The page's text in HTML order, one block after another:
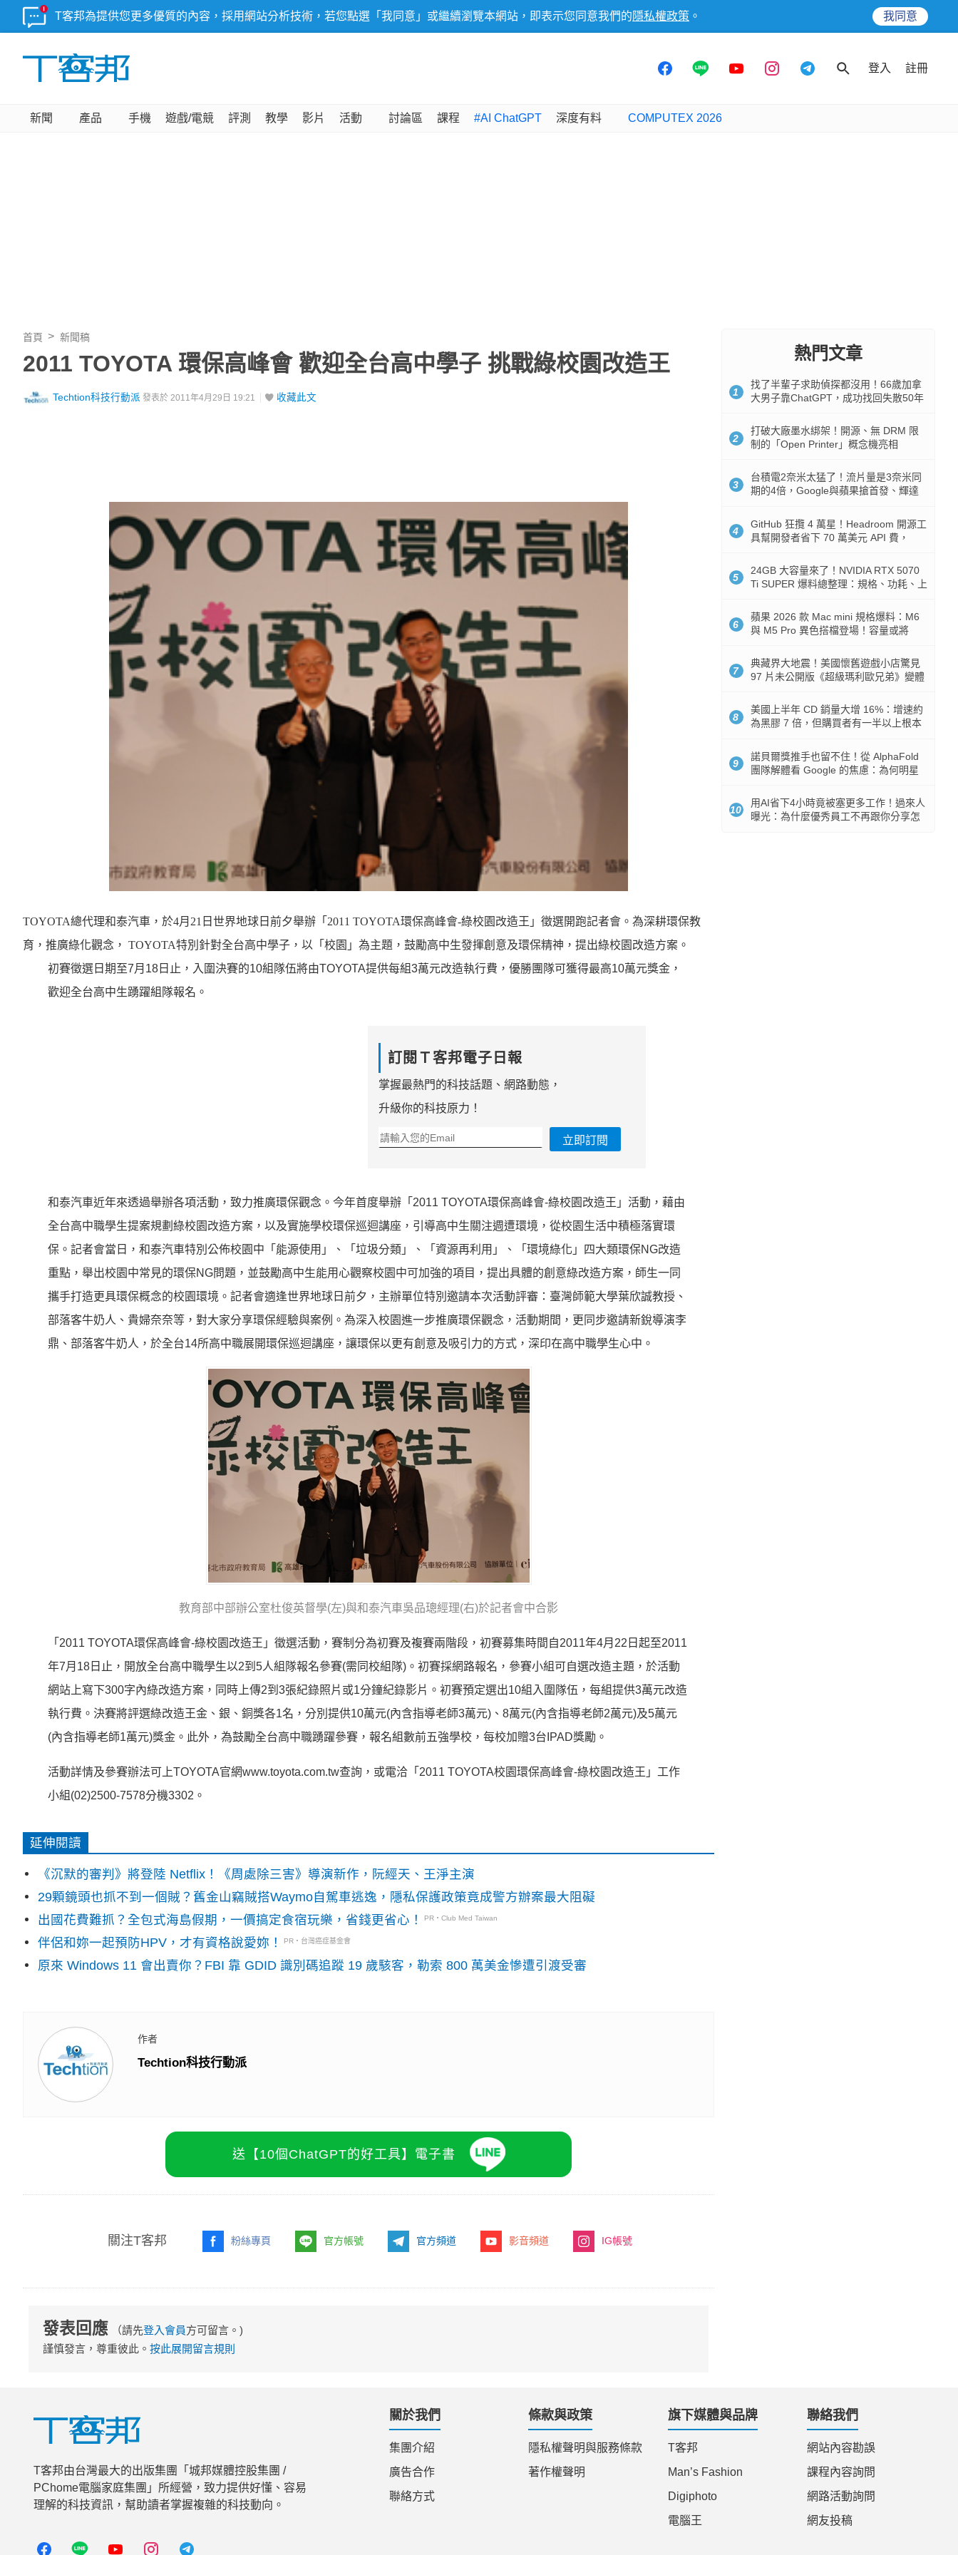
T客邦為提供您更多優質的內容，採用網站分析技術，若您點選「我同意」或繼續瀏覽本網站，即表示您同意我們的 隱私權政策 。 我同意
登入 註冊
新聞 產品 手機 遊戲/電競 評測 教學 影片 活動 討論區 課程 #AI ChatGPT 深度有料 COMPUTEX 2026
首頁 新聞稿
2011 TOYOTA 環保高峰會 歡迎全台高中學子 挑戰綠校園改造王
Techtion科技行動派 發表於 2011年4月29日 19:21 收藏此文
TOYOTA總代理和泰汽車，於4月 21 日 世界地球日前夕舉辦「 2011 TOYOTA環保高峰會-綠校園改造王」徵選開跑記者會。為深耕環保教
育，推廣綠化觀念， TOYOTA特別針對全台高中學子，以「校園」為主題，鼓勵高中生發揮創意及環保精神，提出綠校園改造方案。
初賽徵選日期至7月18日止，入圍決賽的10組隊伍將由TOYOTA提供每組3萬元改造執行費，優勝團隊可獲得最高10萬元獎金，
歡迎全台高中生踴躍組隊報名。
訂閱Ｔ客邦電子日報
掌握最熱門的科技話題、網路動態，
升級你的科技原力！
立即訂閱
和泰汽車近年來透過舉辦各項活動，致力推廣環保觀念。今年首度舉辦「2011 TOYOTA環保高峰會-綠校園改造王」活動，藉由
全台高中職學生提案規劃綠校園改造方案，以及實施學校環保巡迴講座，引導高中生關注週遭環境，從校園生活中積極落實環
保。記者會當日，和泰汽車特別公佈校園中「能源使用」、「垃圾分類」、「資源再利用」、「環境綠化」四大類環保NG改造
重點，舉出校園中常見的環保NG問題，並鼓勵高中生能用心觀察校園中可加強的項目，提出具體的創意綠改造方案，師生一同
攜手打造更具環保概念的校園環境。記者會適逢世界地球日前夕，主辦單位特別邀請本次活動評審：臺灣師範大學葉欣誠教授、
部落客牛奶人、貴婦奈奈等，對大家分享環保經驗與案例。為深入校園進一步推廣環保觀念，活動期間，更同步邀請新銳導演李
鼎、部落客牛奶人，於全台14所高中職展開環保巡迴講座，讓環保以更有創意及吸引力的方式，深印在高中職學生心中。
教育部中部辦公室杜俊英督學(左)與和泰汽車吳品璁經理(右)於記者會中合影
「2011 TOYOTA環保高峰會-綠校園改造王」徵選活動，賽制分為初賽及複賽兩階段，初賽募集時間自2011年4月22日起至2011
年7月18日止，開放全台高中職學生以2到5人組隊報名參賽(需同校組隊)。初賽採網路報名，參賽小組可自選改造主題，於活動
網站上寫下300字內綠改造方案，同時上傳2到3張紀錄照片或1分鐘紀錄影片。初賽預定選出10組入圍隊伍，每組提供3萬元改造
執行費。決賽將評選綠改造王金、銀、銅獎各1名，分別提供10萬元(內含指導老師3萬元)、8萬元(內含指導老師2萬元)及5萬元
(內含指導老師1萬元)獎金。此外，為鼓勵全台高中職踴躍參賽，報名組數前五強學校，每校加贈3台IPAD獎勵。
活動詳情及參賽辦法可上TOYOTA官網www.toyota.com.tw查詢，或電洽「2011 TOYOTA校園環保高峰會-綠校園改造王」工作
小組(02)2500-7578分機3302。
延伸閱讀
《沉默的審判》將登陸 Netflix！《周處除三害》導演新作，阮經天、王淨主演
29顆鏡頭也抓不到一個賊？舊金山竊賊搭Waymo自駕車逃逸，隱私保護政策竟成警方辦案最大阻礙
出國花費難抓？全包式海島假期，一價搞定食宿玩樂，省錢更省心！
PR・Club Med Taiwan
伴侶和妳一起預防HPV，才有資格說愛妳！ PR・台灣癌症基金會
原來 Windows 11 會出賣你？FBI 靠 GDID 識別碼追蹤 19 歲駭客，勒索 800 萬美金慘遭引渡受審
作者
Techtion科技行動派
送【10個ChatGPT的好工具】電子書
關注T客邦 粉絲專頁 官方帳號 官方頻道 影音頻道 IG帳號
發表回應 （請先登入會員方可留言。)
謹慎發言，尊重彼此。 按此展開留言規則
熱門文章
1
找了半輩子求助偵探都沒用！66歲加拿
大男子靠ChatGPT，成功找回失散50年
2
打破大廠墨水綁架！開源、無 DRM 限
制的「Open Printer」概念機亮相
3
台積電2奈米太猛了！流片量是3奈米同
期的4倍，Google與蘋果搶首發、輝達
4
GitHub 狂攬 4 萬星！Headroom 開源工
具幫開發者省下 70 萬美元 API 費，
5
24GB 大容量來了！NVIDIA RTX 5070
Ti SUPER 爆料總整理：規格、功耗、上
6
蘋果 2026 款 Mac mini 規格爆料：M6
與 M5 Pro 異色搭檔登場！容量或將
7
典藏界大地震！美國懷舊遊戲小店驚見
97 片未公開版《超級瑪利歐兄弟》變體
8
美國上半年 CD 銷量大增 16%：增速約
為黑膠 7 倍，但購買者有一半以上根本
9
諾貝爾獎推手也留不住！從 AlphaFold
團隊解體看 Google 的焦慮：為何明星
10
用AI省下4小時竟被塞更多工作！過來人
曝光：為什麼優秀員工不再跟你分享怎
T客邦由台灣最大的出版集團「城邦媒體控股集團 /
PChome電腦家庭集團」所經營，致力提供好懂、容易
理解的科技資訊，幫助讀者掌握複雜的科技動向。
關於我們
集團介紹
廣告合作
聯絡方式
條款與政策
隱私權聲明與服務條款
著作權聲明
旗下媒體與品牌
T客邦
Man’s Fashion
Digiphoto
電腦王
聯絡我們
網站內容勘誤
課程內容詢問
網路活動詢問
網友投稿